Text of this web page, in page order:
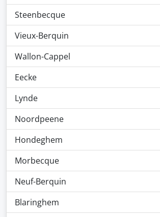
Steenbecque
Vieux-Berquin
Wallon-Cappel
Eecke
Lynde
Noordpeene
Hondeghem
Morbecque
Neuf-Berquin
Blaringhem